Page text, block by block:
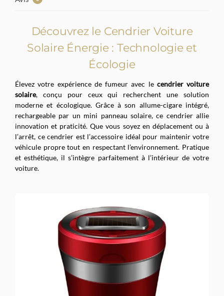
Découvrez le Cendrier Voiture
Solaire Énergie : Technologie et
Écologie
Élevez votre expérience de fumeur avec le cendrier voiture
solaire, conçu pour ceux qui recherchent une solution
moderne et écologique. Grâce à son allume-cigare intégré,
rechargeable par un mini panneau solaire, ce cendrier allie
innovation et praticité. Que vous soyez en déplacement ou à
l’arrêt, ce cendrier est l’accessoire idéal pour maintenir votre
véhicule propre tout en respectant l’environnement. Pratique
et esthétique, il s’intègre parfaitement à l’intérieur de votre
voiture.